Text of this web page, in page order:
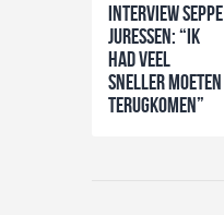
Interview Seppe
Juressen: “Ik
had veel
sneller moeten
terugkomen”